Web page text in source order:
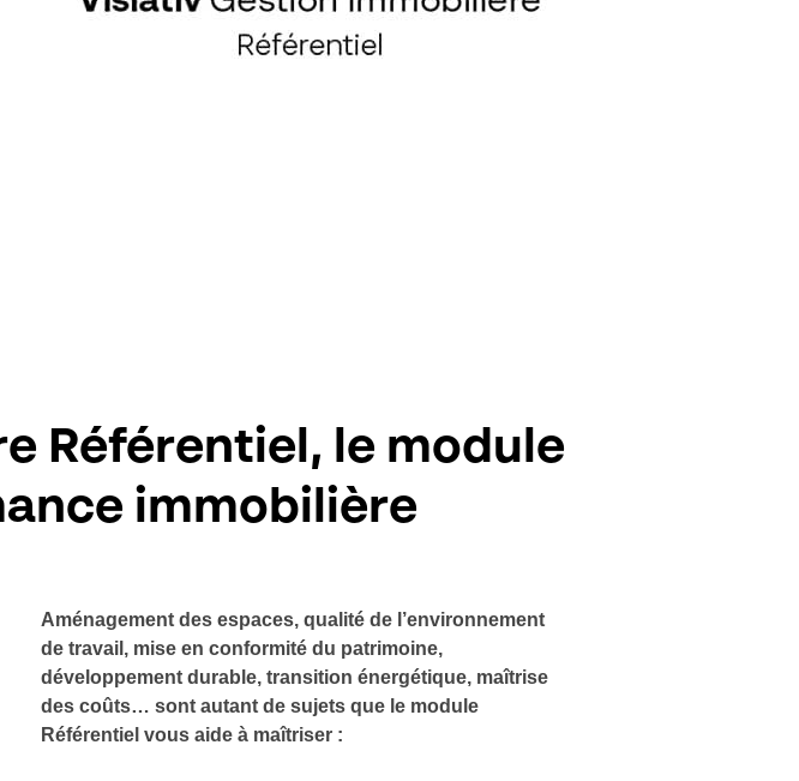
Référentiel, le module
immobilière
Aménagement des espaces, qualité de l’environnement
de travail, mise en conformité du patrimoine,
développement durable, transition énergétique, maîtrise
des coûts… sont autant de sujets que le module
Référentiel vous aide à maîtriser :